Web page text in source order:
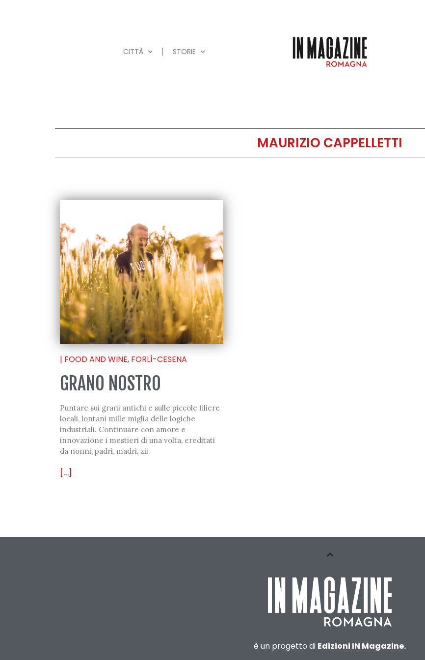
CITTÀ STORIE
MAURIZIO CAPPELLETTI
| FOOD AND WINE, FORLÌ-CESENA
GRANO NOSTRO
Puntare sui grani antichi e sulle piccole filiere
locali, lontani mille miglia delle logiche
industriali. Continuare con amore e
innovazione i mestieri di una volta, ereditati
da nonni, padri, madri, zii.
[...]
è un progetto di Edizioni IN Magazine.